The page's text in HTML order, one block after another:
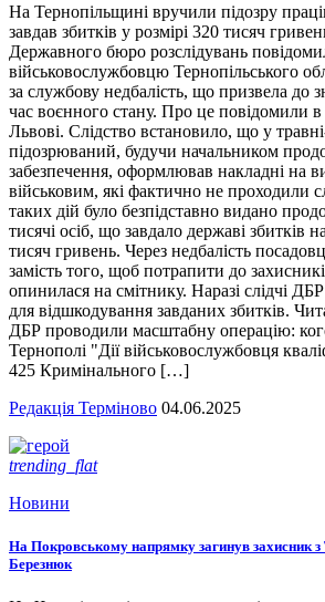
На Тернопільщині вручили підозру
завдав збитків у розмірі 320 тисяч
Державного бюро розслідувань
військовослужбовцю Тернопільського
за службову недбалість, що призвела до
час воєнного стану. Про це повідомили
Львові. Слідство встановило, що у
підозрюваний, будучи начальником
забезпечення, оформлював накладні на
військовим, які фактично не проходили
таких дій було безпідставно видано
тисячі осіб, що завдало державі збитків
тисяч гривень. Через недбалість
замість того, щоб потрапити до
опинилася на смітнику. Наразі слідчі
для відшкодування завданих збитків.
ДБР проводили масштабну операцію:
Тернополі "Дії військовослужбовця
425 Кримінального […]
Редакція Терміново 04.06.2025
trending_flat
Новини
На Покровському напрямку загинув захисник
Березнюк